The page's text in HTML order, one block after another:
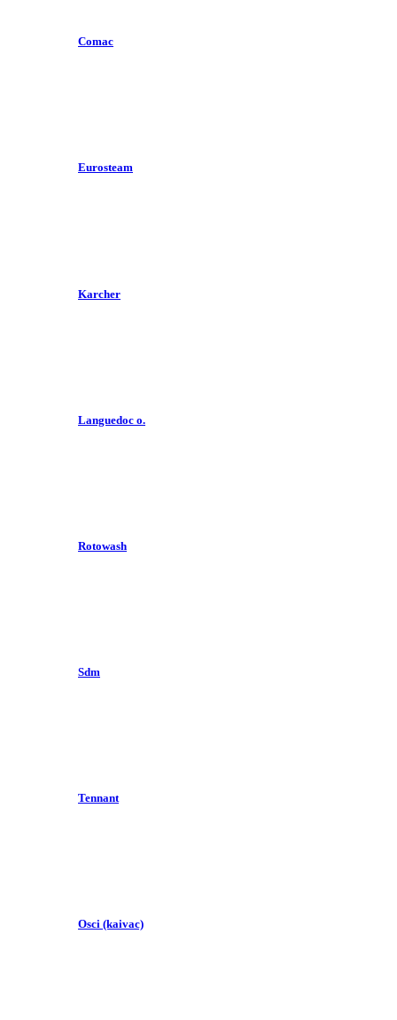
Comac
Eurosteam
Karcher
Languedoc o.
Rotowash
Sdm
Tennant
Osci (kaivac)